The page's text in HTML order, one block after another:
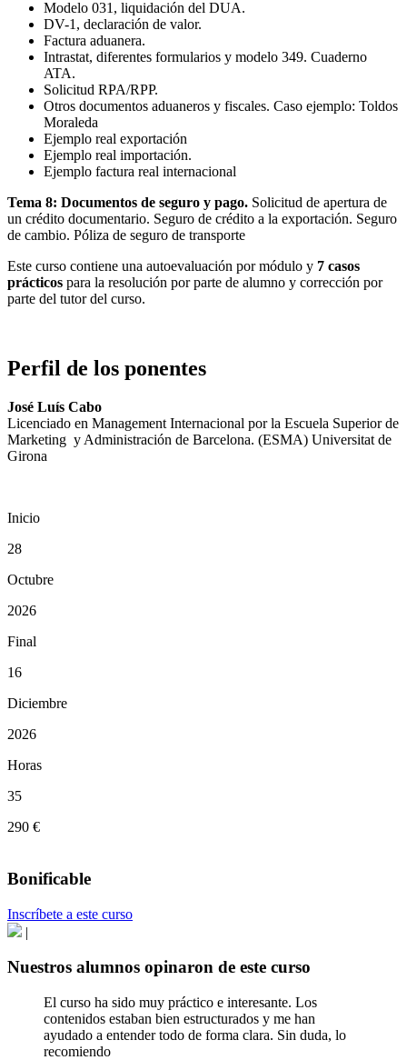
Modelo 031, liquidación del DUA.
DV-1, declaración de valor.
Factura aduanera.
Intrastat, diferentes formularios y modelo 349. Cuaderno
ATA.
Solicitud RPA/RPP.
Otros documentos aduaneros y fiscales. Caso ejemplo: Toldos
Moraleda
Ejemplo real exportación
Ejemplo real importación.
Ejemplo factura real internacional
Tema 8: Documentos de seguro y pago. Solicitud de apertura de
un crédito documentario. Seguro de crédito a la exportación. Seguro
de cambio. Póliza de seguro de transporte
Este curso contiene una autoevaluación por módulo y 7 casos
prácticos para la resolución por parte de alumno y corrección por
parte del tutor del curso.
Perfil de los ponentes
José Luís Cabo
Licenciado en Management Internacional por la Escuela Superior de
Marketing y Administración de Barcelona. (ESMA) Universitat de
Girona
Inicio
28
Octubre
2026
Final
16
Diciembre
2026
Horas
35
290 €
Bonificable
Inscríbete a este curso
|
Nuestros alumnos opinaron de este curso
El curso ha sido muy práctico e interesante. Los
contenidos estaban bien estructurados y me han
ayudado a entender todo de forma clara. Sin duda, lo
recomiendo